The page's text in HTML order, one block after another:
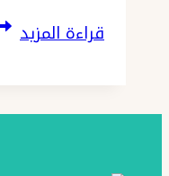
قراءة المزيد
ت: